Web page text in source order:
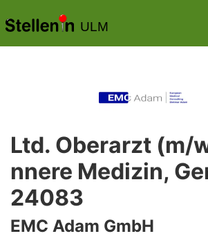
ULM
Ltd. Oberarzt (m/
nnere Medizin,
24083
EMC Adam GmbH